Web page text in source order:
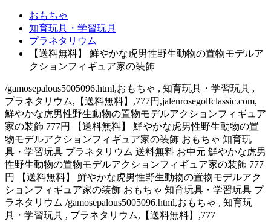
おもちゃ
知育玩具・学習玩具
プラネタリウム
【送料無料】 鮮やかな虎男性野生動物の置物モデルア
クションフィギュア家の装飾
/gamosepalous5005096.html,おもちゃ , 知育玩具・学習玩具 ,
プラネタリウム,【送料無料】,777円,jalenrosegolfclassic.com,
鮮やかな虎男性野生動物の置物モデルアクションフィギュア
家の装飾 777円 【送料無料】 鮮やかな虎男性野生動物の置
物モデルアクションフィギュア家の装飾 おもちゃ 知育玩
具・学習玩具 プラネタリウム 送料無料 お中元 鮮やかな虎男
性野生動物の置物モデルアクションフィギュア家の装飾 777
円 【送料無料】 鮮やかな虎男性野生動物の置物モデルアク
ションフィギュア家の装飾 おもちゃ 知育玩具・学習玩具 プ
ラネタリウム /gamosepalous5005096.html,おもちゃ , 知育玩
具・学習玩具 , プラネタリウム,【送料無料】,777